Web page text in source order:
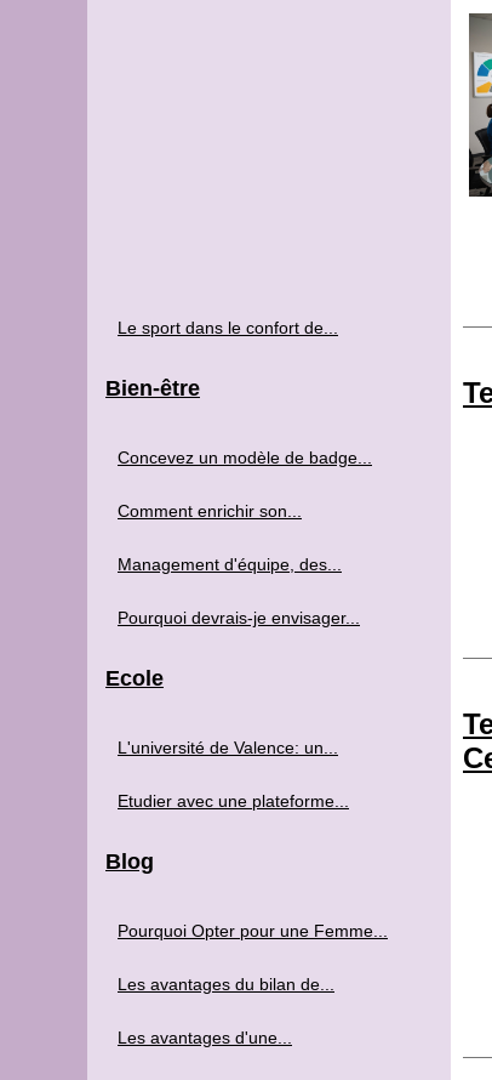
Le sport dans le confort de...
Bien-être
Concevez un modèle de badge...
Comment enrichir son...
Management d'équipe, des...
Pourquoi devrais-je envisager...
Ecole
L'université de Valence: un...
Etudier avec une plateforme...
Blog
Pourquoi Opter pour une Femme...
Les avantages du bilan de...
Les avantages d'une...